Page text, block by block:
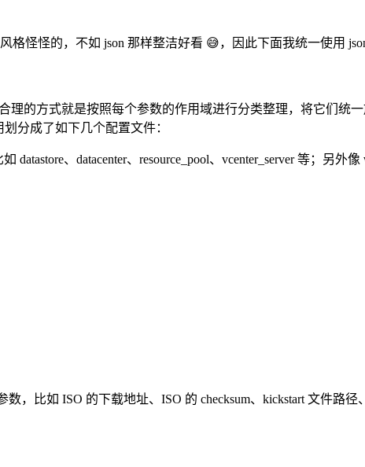
格怪怪的，不如 json 那样整洁好看 😅，因此下面我统一使用
理的方式就是按照每个参数的作用域进行分类整理，将它们统
分成了如下几个配置文件：
datastore、datacenter、resource_pool、vcenter_server 等；另
，比如 ISO 的下载地址、ISO 的 checksum、kickstart 文件路径